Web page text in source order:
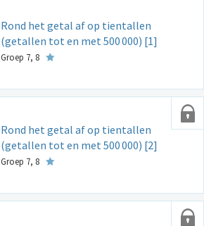
Rond het getal af op tientallen
(getallen tot en met 500000) [1]
Groep 7, 8
Rond het getal af op tientallen
(getallen tot en met 500000) [2]
Groep 7, 8